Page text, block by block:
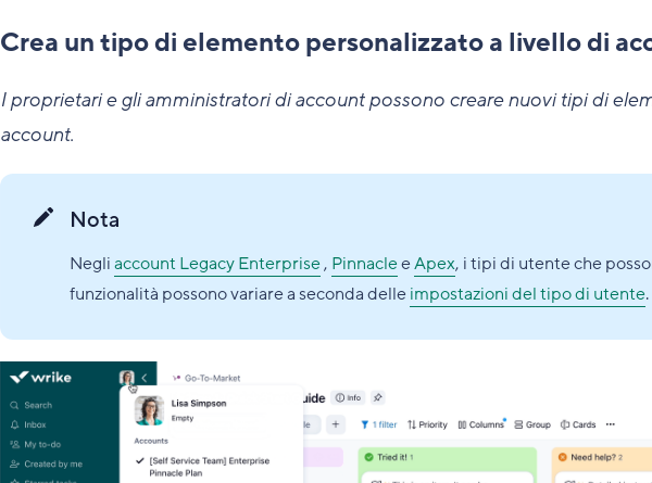
Crea un tipo di elemento personalizzato a livello di
I proprietari e gli amministratori di account possono creare nuovi tipi di
account.
Nota
Negliaccount Legacy Enterprise, PinnacleeApex, i tipi di utente che
funzionalità possono variare a seconda delleimpostazioni del tipo di utente.